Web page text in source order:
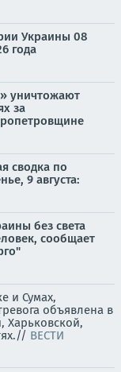
Украины 08
года
уничтожают
за
сводка по
9 августа:
без света
сообщает
и Сумах,
объявлена в
Харьковской,
ВЕСТИ